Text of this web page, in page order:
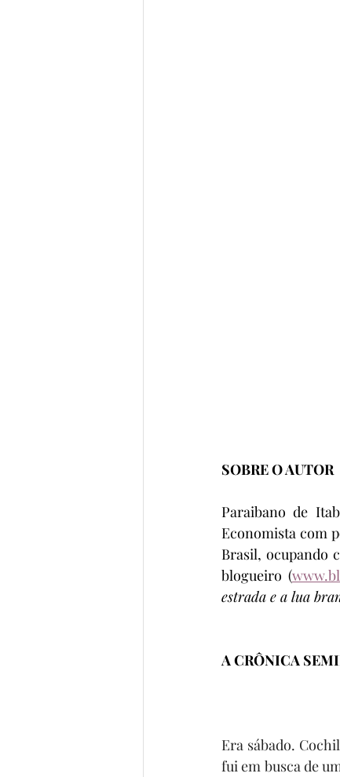
SOBRE O AUTOR
Paraibano de
Economista com
Brasil, ocupando
blogueiro (
estrada e a lua
A CRÔNICA
Era sábado.
fui em busca de